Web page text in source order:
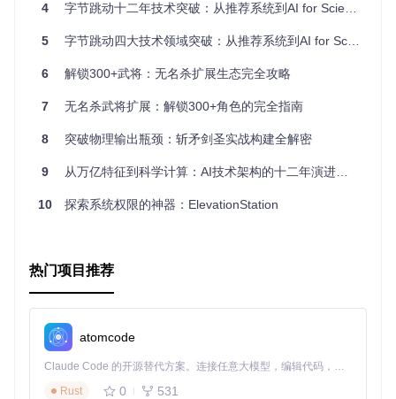
演示示例：提供了DemoService和DemoModernService
维护开放：虽然原作者已不再积极维护，但正在寻找有热情
法，或者想要深入研究Win32 API的应用，CreateProcessAs
无限潜力吧！
4 字节跳动十二年技术突破：从推荐系统到AI for Science的创新之路
5 字节跳动四大技术领域突破：从推荐系统到AI for Science的创新实践
6 解锁300+武将：无名杀扩展生态完全攻略
7 无名杀武将扩展：解锁300+角色的完全指南
8 突破物理输出瓶颈：斩矛剑圣实战构建全解密
9 从万亿特征到科学计算：AI技术架构的十二年演进与突破
10 探索系统权限的神器：ElevationStation
热门项目推荐
atomcode
Claude Code 的开源替代方案。连接任意大模型，编辑代码，运行命令，自动验证 — 全自动执行。用 Rust 构建，极致性能。 ｜ An open-source alternative to Claude Code. Connect any LLM, edit code, run commands, and verify changes — autonomously. Built in Rust for speed. Get Started
Rust
0 531